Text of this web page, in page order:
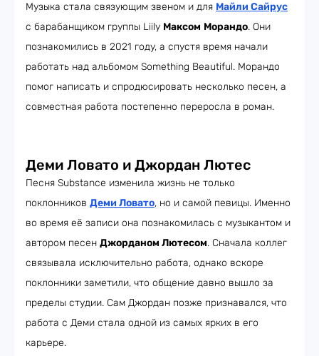
Музыка стала связующим звеном и для Майли Сайрус
с барабанщиком группы Liily Максом Морандо. Они
познакомились в 2021 году, а спустя время начали
работать над альбомом Something Beautiful. Морандо
помог написать и спродюсировать несколько песен, а
совместная работа постепенно переросла в роман.
Деми Ловато и Джордан Лютес
Песня Substance изменила жизнь не только
поклонников Деми Ловато, но и самой певицы. Именно
во время её записи она познакомилась с музыкантом и
автором песен Джорданом Лютесом. Сначала коллег
связывала исключительно работа, однако вскоре
поклонники заметили, что общение давно вышло за
пределы студии. Сам Джордан позже признавался, что
работа с Деми стала одной из самых ярких в его
карьере.